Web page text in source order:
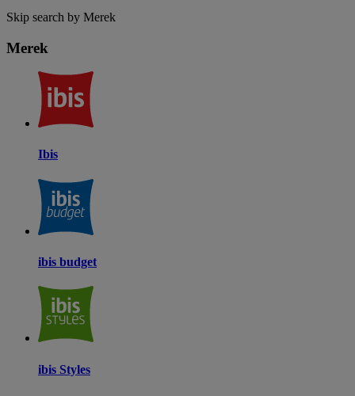
Skip search by Merek
Merek
Ibis
ibis budget
ibis Styles